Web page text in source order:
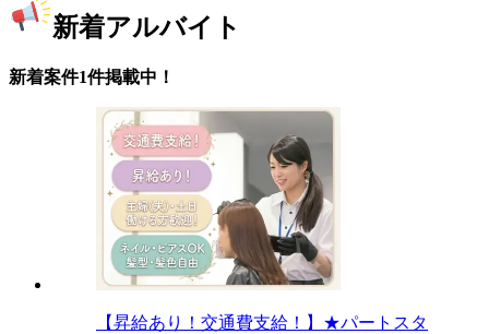
新着アルバイト
新着案件1件掲載中！
【昇給あり！交通費支給！】★パートスタ